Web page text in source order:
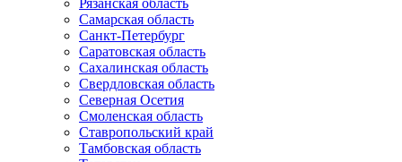
Самарская область
Санкт-Петербург
Саратовская область
Сахалинская область
Свердловская область
Северная Осетия
Смоленская область
Ставропольский край
Тамбовская область